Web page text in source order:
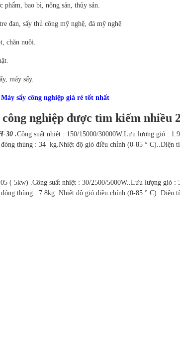
phẩm, bao bì, nông sản, thủy sản.
đan, sấy thủ công mỹ nghệ, đá mỹ nghệ
chăn nuôi.
máy sấy.
sấy công nghiệp giá rẻ tốt nhất
nghiệp được tìm kiếm nhiều
30 .Công suất nhiệt : 150/15000/30000W.Lưu lượng gió :
thùng : 34 kg.Nhiệt độ gió điều chỉnh (0-85 ° C)..Diện
( 5kw) .Công suất nhiệt : 30/2500/5000W..Lưu lượng gió :
thùng : 7.8kg .Nhiệt độ gió điều chỉnh (0-85 ° C). Diện